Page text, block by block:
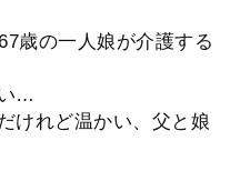
歳の一人娘が介護する
…
けれど温かい、父と娘